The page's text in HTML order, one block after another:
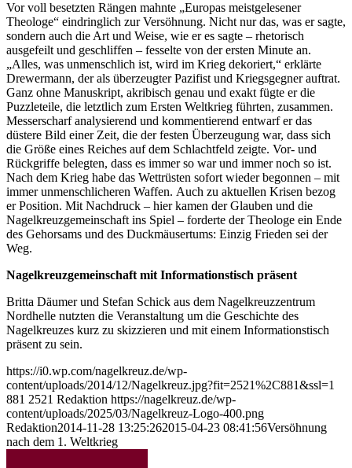
Vor voll besetzten Rängen mahnte „Europas meistgelesener
Theologe“ eindringlich zur Versöhnung. Nicht nur das, was er sagte,
sondern auch die Art und Weise, wie er es sagte – rhetorisch
ausgefeilt und geschliffen – fesselte von der ersten Minute an.
„Alles, was unmenschlich ist, wird im Krieg dekoriert,“ erklärte
Drewermann, der als überzeugter Pazifist und Kriegsgegner auftrat.
Ganz ohne Manuskript, akribisch genau und exakt fügte er die
Puzzleteile, die letztlich zum Ersten Weltkrieg führten, zusammen.
Messerscharf analysierend und kommentierend entwarf er das
düstere Bild einer Zeit, die der festen Überzeugung war, dass sich
die Größe eines Reiches auf dem Schlachtfeld zeigte. Vor- und
Rückgriffe belegten, dass es immer so war und immer noch so ist.
Nach dem Krieg habe das Wettrüsten sofort wieder begonnen – mit
immer unmenschlicheren Waffen. Auch zu aktuellen Krisen bezog
er Position. Mit Nachdruck – hier kamen der Glauben und die
Nagelkreuzgemeinschaft ins Spiel – forderte der Theologe ein Ende
des Gehorsams und des Duckmäusertums: Einzig Frieden sei der
Weg.
Nagelkreuzgemeinschaft mit Informationstisch präsent
Britta Däumer und Stefan Schick aus dem Nagelkreuzzentrum
Nordhelle nutzten die Veranstaltung um die Geschichte des
Nagelkreuzes kurz zu skizzieren und mit einem Informationstisch
präsent zu sein.
https://i0.wp.com/nagelkreuz.de/wp-
content/uploads/2014/12/Nagelkreuz.jpg?fit=2521%2C881&ssl=1
881 2521 Redaktion https://nagelkreuz.de/wp-
content/uploads/2025/03/Nagelkreuz-Logo-400.png
Redaktion2014-11-28 13:25:262015-04-23 08:41:56Versöhnung
nach dem 1. Weltkrieg